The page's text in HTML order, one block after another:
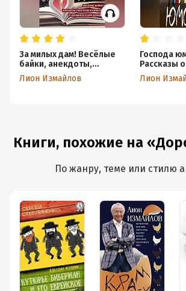
За милых дам! Весёлые
байки, анекдоты,
рассказы и повести о
женщинах и для женщин
Лион Измайлов
Господа
Рассказы
сатириках
и записки
Лион
Книги, похожие на
По жанру, теме или стилю